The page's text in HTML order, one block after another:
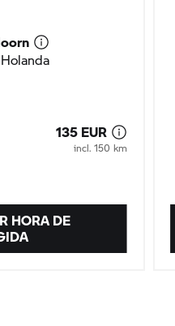
HORA DE
135 EUR
incl. 150 km